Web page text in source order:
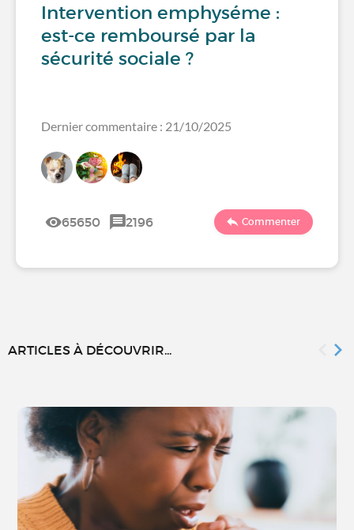
Intervention emphyséme :
est-ce remboursé par la
sécurité sociale ?
Dernier commentaire : 21/10/2025
65650 2196 Commenter
ARTICLES À DÉCOUVRIR...